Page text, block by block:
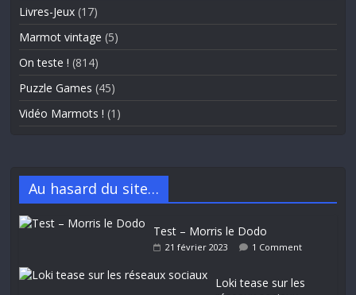
Livres-Jeux (17)
Marmot vintage (5)
On teste ! (814)
Puzzle Games (45)
Vidéo Marmots ! (1)
Au hasard du site…
Test – Morris le Dodo
21 février 2023 1 Comment
Loki tease sur les